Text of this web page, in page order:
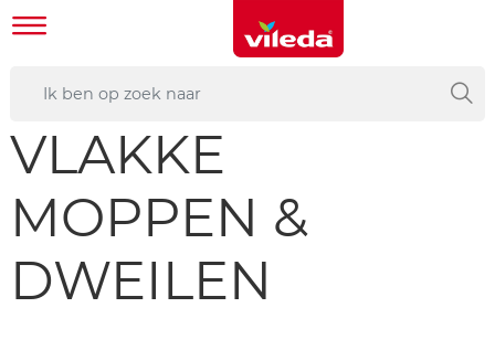
VLAKKE
MOPPEN &
DWEILEN